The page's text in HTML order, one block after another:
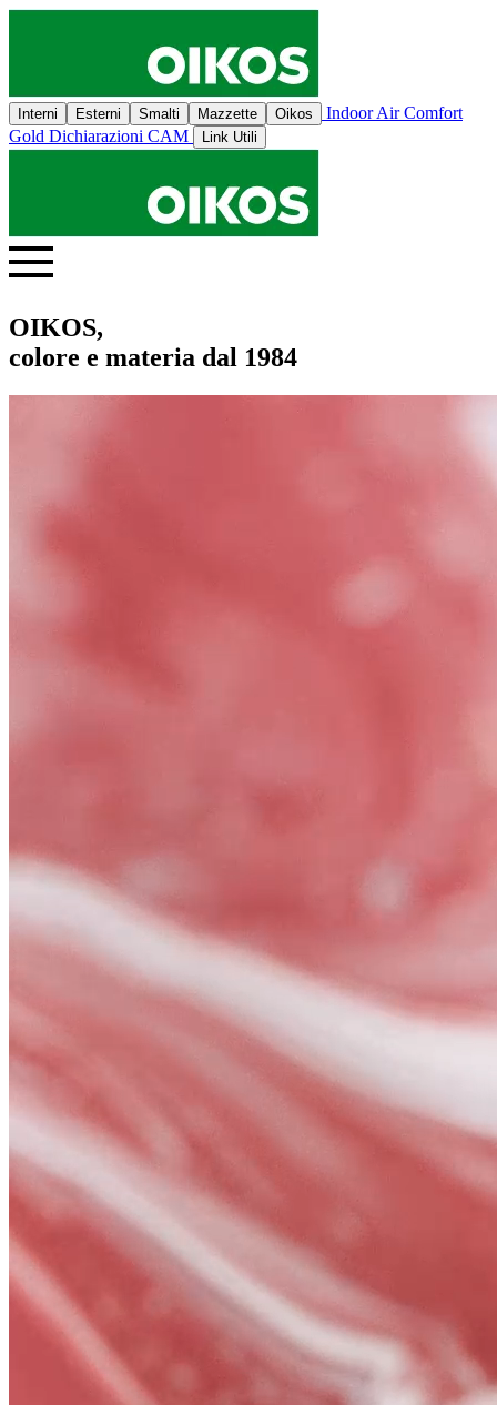
Interni Esterni Smalti Mazzette Oikos
Indoor Air Comfort
Gold Dichiarazioni CAM Link Utili
OIKOS,
colore e materia dal 1984